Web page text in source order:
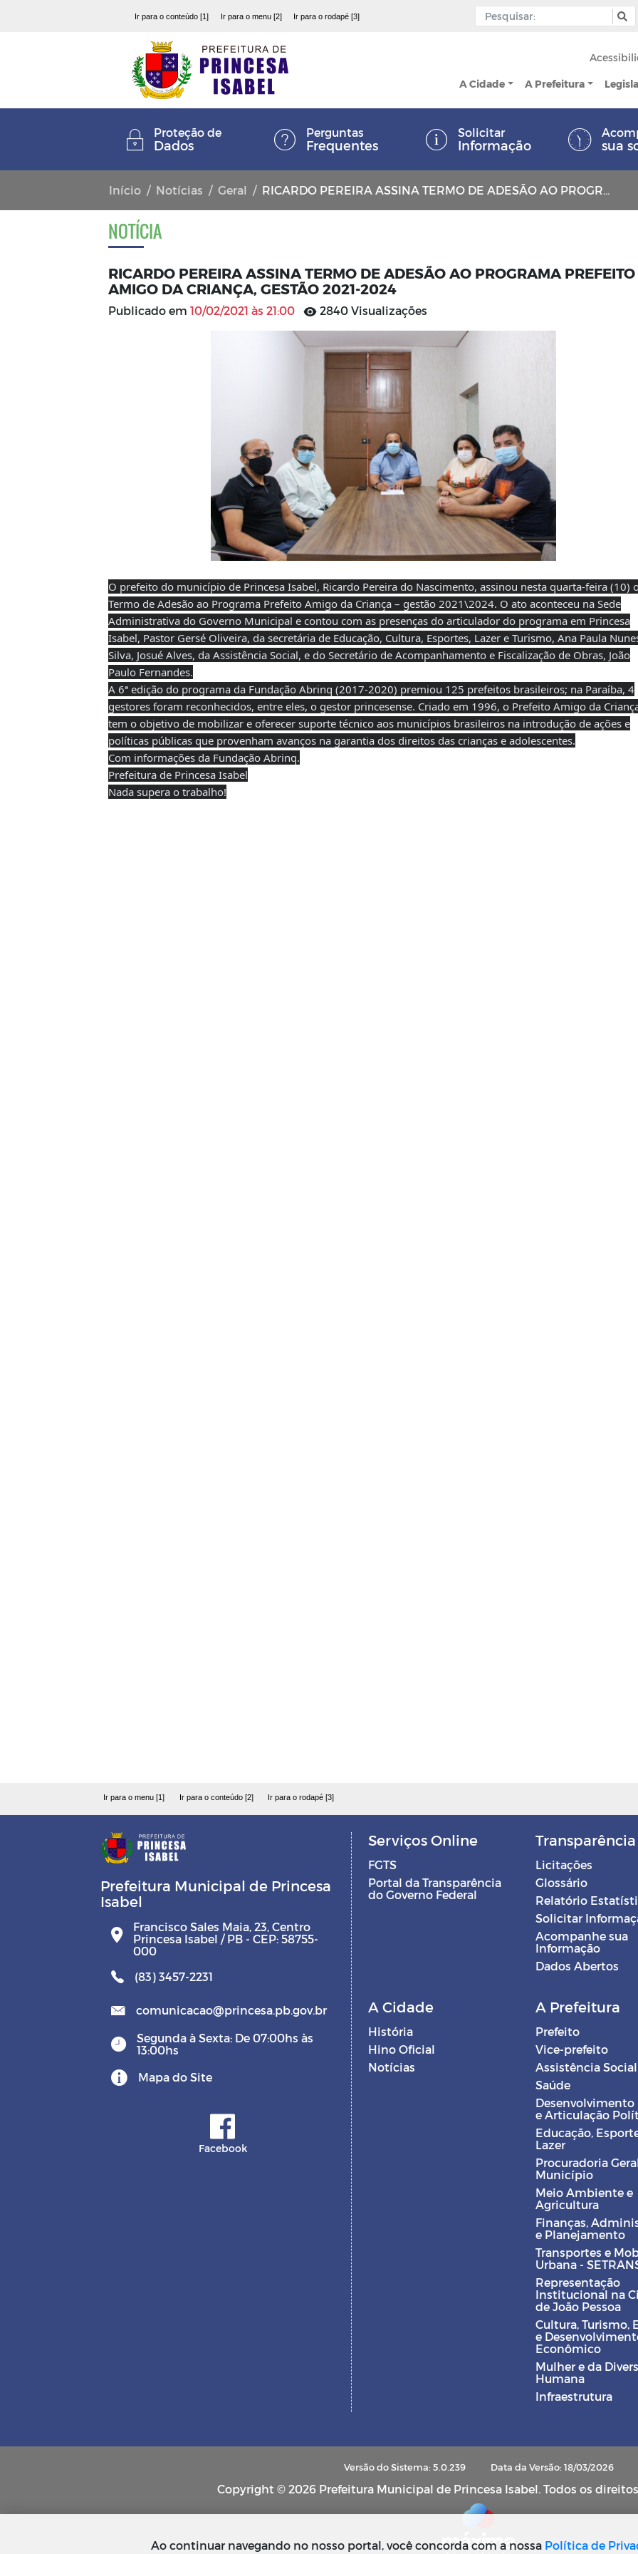
Ir para o conteúdo [1] Ir para o menu [2] Ir para o rodapé [3]
A Cidade A Prefeitura
Proteção de
Dados
Perguntas
Frequentes
Solicitar
Informação sua
Início Notícias Geral RICARDO PEREIRA ASSINA TERMO DE ADESÃO AO PROGRAMA PREFEITO AMIGO DA CRIANÇA, GESTÃO 2021-2024
NOTÍCIA
RICARDO PEREIRA ASSINA TERMO DE ADESÃO AO PROGRAMA PREFEITO
AMIGO DA CRIANÇA, GESTÃO 2021-2024
Publicado em 10/02/2021 às 21:00 2840 Visualizações
O prefeito do município de Princesa Isabel, Ricardo Pereira do Nascimento, assinou nesta quarta-feira (10)
Termo de Adesão ao Programa Prefeito Amigo da Criança – gestão 2021\2024. O ato aconteceu na Sede
Administrativa do Governo Municipal e contou com as presenças do articulador do programa em Princesa
Isabel, Pastor Gersé Oliveira, da secretária de Educação, Cultura, Esportes, Lazer e Turismo, Ana Paula
Silva, Josué Alves, da Assistência Social, e do Secretário de Acompanhamento e Fiscalização de Obras, João
Paulo Fernandes.
A 6ª edição do programa da Fundação Abrinq (2017-2020) premiou 125 prefeitos brasileiros; na Paraíba, 4
gestores foram reconhecidos, entre eles, o gestor princesense. Criado em 1996, o Prefeito Amigo da
tem o objetivo de mobilizar e oferecer suporte técnico aos municípios brasileiros na introdução de ações e
políticas públicas que provenham avanços na garantia dos direitos das crianças e adolescentes.
Com informações da Fundação Abrinq.
Prefeitura de Princesa Isabel
Nada supera o trabalho!
Ir para o menu [1] Ir para o conteúdo [2] Ir para o rodapé [3]
Prefeitura Municipal de Princesa
Isabel
Francisco Sales Maia, 23, Centro
Princesa Isabel / PB - CEP: 58755-
000
(83) 3457-2231
comunicacao@princesa.pb.gov.br
Segunda à Sexta: De 07:00hs às
13:00hs
Mapa do Site
Facebook
Serviços Online
FGTS
Portal da Transparência
do Governo Federal
Transparência
Licitações
Glossário
Relatório
Solicitar
Acompanhe sua
Informação
Dados Abertos
A Cidade
História
Hino Oficial
Notícias
A Prefeitura
Prefeito
Vice-prefeito
Assistência Social
Saúde
Desenvolvimento
e Articulação
Educação,
Lazer
Procuradoria
Município
Meio Ambiente e
Agricultura
Finanças,
e Planejamento
Transportes e
Urbana -
Representação
Institucional na
de João Pessoa
Cultura, Turismo,
e
Econômico
Mulher e da
Humana
Infraestrutura
Versão do Sistema: 5.0.239 Data da Versão: 18/03/2026
Copyright © 2026 Prefeitura Municipal de Princesa Isabel. Todos os
Ao continuar navegando no nosso portal, você concorda com a nossa Política de